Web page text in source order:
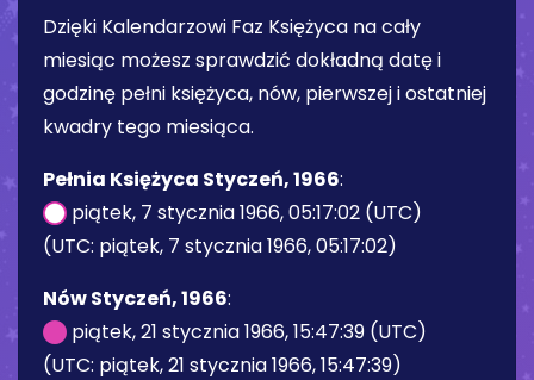
Dzięki Kalendarzowi Faz Księżyca na cały
miesiąc możesz sprawdzić dokładną datę i
godzinę pełni księżyca, nów, pierwszej i ostatniej
kwadry tego miesiąca.
Pełnia Księżyca Styczeń, 1966:
piątek, 7 stycznia 1966, 05:17:02 (UTC)
(UTC: piątek, 7 stycznia 1966, 05:17:02)
Nów Styczeń, 1966:
piątek, 21 stycznia 1966, 15:47:39 (UTC)
(UTC: piątek, 21 stycznia 1966, 15:47:39)